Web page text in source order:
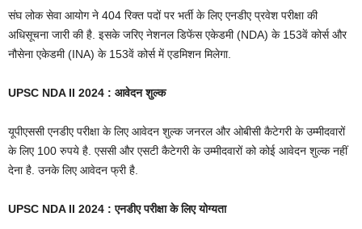
संघ लोक सेवा आयोग ने 404 रिक्त पदों पर भर्ती के लिए एनडीए प्रवेश परीक्षा की
अधिसूचना जारी की है. इसके जरिए नेशनल डिफेंस एकेडमी (NDA) के 153वें कोर्स और
नौसेना एकेडमी (INA) के 153वें कोर्स में एडमिशन मिलेगा.
UPSC NDA II 2024 : आवेदन शुल्क
यूपीएससी एनडीए परीक्षा के लिए आवेदन शुल्क जनरल और ओबीसी कैटेगरी के उम्मीदवारों
के लिए 100 रुपये है. एससी और एसटी कैटेगरी के उम्मीदवारों को कोई आवेदन शुल्क नहीं
देना है. उनके लिए आवेदन फ्री है.
UPSC NDA II 2024 : एनडीए परीक्षा के लिए योग्यता